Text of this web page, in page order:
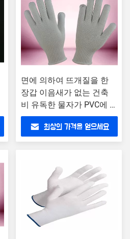
면에 의하여 뜨개질을 한
장갑 이음새가 없는 건축
비 유독한 물자가 PVC에 의
하여 점을 찍습니다
최상의 가격을 얻으세요